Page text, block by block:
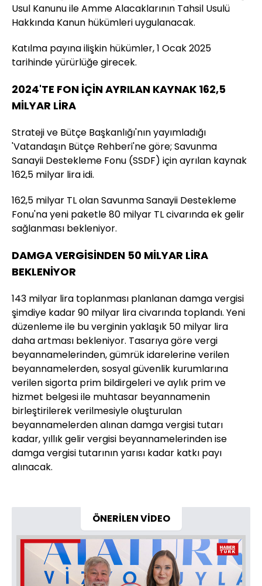
Usul Kanunu ile Amme Alacaklarının Tahsil Usulü
Hakkında Kanun hükümleri uygulanacak.
Katılma payına ilişkin hükümler, 1 Ocak 2025
tarihinde yürürlüğe girecek.
2024'TE FON İÇİN AYRILAN KAYNAK 162,5
MİLYAR LİRA
Strateji ve Bütçe Başkanlığı'nın yayımladığı
'Vatandaşın Bütçe Rehberi'ne göre; Savunma
Sanayii Destekleme Fonu (SSDF) için ayrılan kaynak
162,5 milyar lira idi.
162,5 milyar TL olan Savunma Sanayii Destekleme
Fonu'na yeni paketle 80 milyar TL civarında ek gelir
sağlanması bekleniyor.
DAMGA VERGİSİNDEN 50 MİLYAR LİRA
BEKLENİYOR
143 milyar lira toplanması planlanan damga vergisi
şimdiye kadar 90 milyar lira civarında toplandı. Yeni
düzenleme ile bu verginin yaklaşık 50 milyar lira
daha artması bekleniyor. Tasarıya göre vergi
beyannamelerinden, gümrük idarelerine verilen
beyannamelerden, sosyal güvenlik kurumlarına
verilen sigorta prim bildirgeleri ve aylık prim ve
hizmet belgesi ile muhtasar beyannamenin
birleştirilerek verilmesiyle oluşturulan
beyannamelerden alınan damga vergisi tutarı
kadar, yıllık gelir vergisi beyannamelerinden ise
damga vergisi tutarının yarısı kadar katkı payı
alınacak.
ÖNERİLEN VİDEO